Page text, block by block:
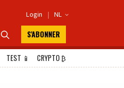
Login | NL 
 S'ABONNER
TEST 📱 CRYPTO₿